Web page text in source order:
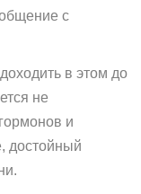
с
в этом до
не
и
достойный